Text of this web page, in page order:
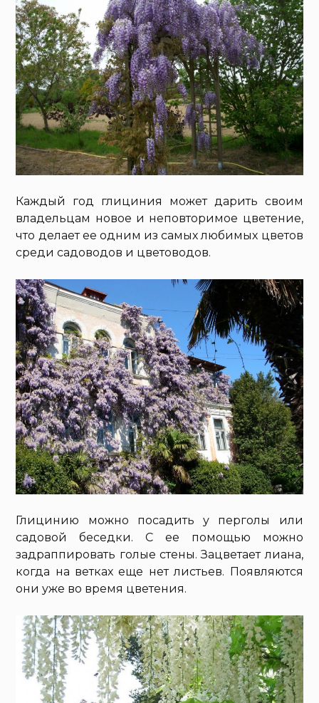
Каждый год глициния может дарить своим
владельцам новое и неповторимое цветение,
что делает ее одним из самых любимых цветов
среди садоводов и цветоводов.
Глицинию можно посадить у перголы или
садовой беседки. С ее помощью можно
задраппировать голые стены. Зацветает лиана,
когда на ветках еще нет листьев. Появляются
они уже во время цветения.